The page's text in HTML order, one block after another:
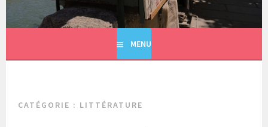
MENU
CATÉGORIE : LITTÉRATURE